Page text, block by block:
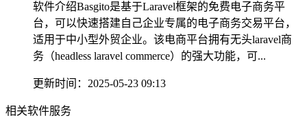
软件介绍Basgito是基于Laravel框架的免费电子商务平
台，可以快速搭建自己企业专属的电子商务交易平台，
适用于中小型外贸企业。该电商平台拥有无头laravel商
务（headless laravel commerce）的强大功能，可...
更新时间：2025-05-23 09:13
相关软件服务